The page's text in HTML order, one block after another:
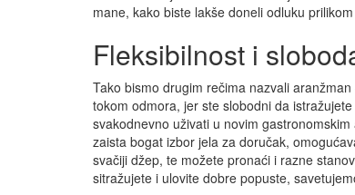
mane, kako biste lakše doneli odluku
Fleksibilnost i
Tako bismo drugim rečima nazvali aranžman
tokom odmora, jer ste slobodni da
svakodnevno uživati u novim
zaista bogat izbor jela za doručak,
svačiji džep, te možete pronaći i razne
sitražujete i ulovite dobre popuste,